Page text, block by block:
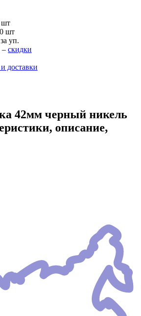
шт
шт
уп.
– скидки
доставки
42мм черный никель
описание,